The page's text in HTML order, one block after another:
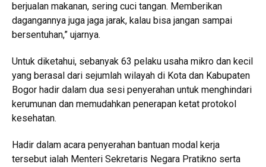
berjualan makanan, sering cuci tangan. Memberikan
dagangannya juga jaga jarak, kalau bisa jangan sampai
bersentuhan,” ujarnya.
Untuk diketahui, sebanyak 63 pelaku usaha mikro dan kecil
yang berasal dari sejumlah wilayah di Kota dan Kabupaten
Bogor hadir dalam dua sesi penyerahan untuk menghindari
kerumunan dan memudahkan penerapan ketat protokol
kesehatan.
Hadir dalam acara penyerahan bantuan modal kerja
tersebut ialah Menteri Sekretaris Negara Pratikno serta